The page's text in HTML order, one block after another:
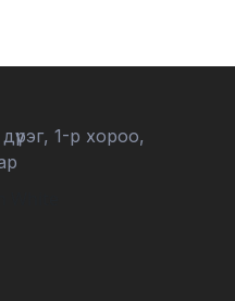
1-р хороо,